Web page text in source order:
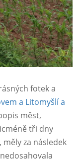
fotek a
a Litomyšlí a
měst,
tři dny
za následek